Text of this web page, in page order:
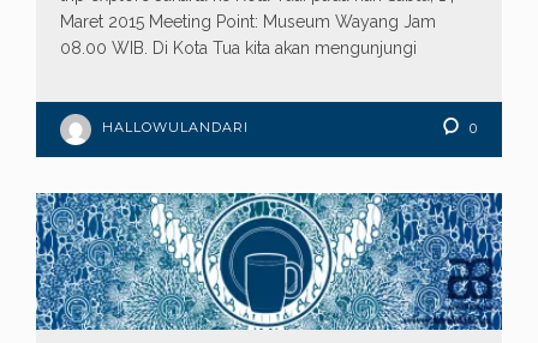
Maret 2015 Meeting Point: Museum Wayang Jam
08.00 WIB. Di Kota Tua kita akan mengunjungi
HALLOWULANDARI 0